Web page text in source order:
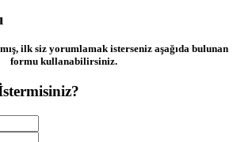
ilk siz yorumlamak isterseniz aşağıda bulunan
formu kullanabilirsiniz.